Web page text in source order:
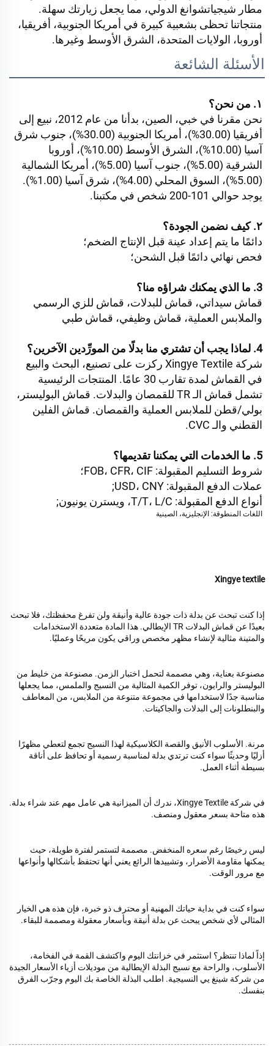
أوروبا، الولايات المتحدة، الشرق الأوسط وغيرها.
الأسئلة الشائعة
١. من نحن؟
يوجد حوالي 101-200 شخص في مكتبنا.
٢. كيف نضمن الجودة؟
دائمًا ما يتم إعداد عينة قبل الإنتاج الضخم؛
فحص نهائي دائمًا قبل الشحن؛
3. ما الذي يمكنك شراؤه منا؟
والملابس العملية، قماش وظيفي، قماش طبي
4. لماذا يجب أن تشتري منا بدلًا من المورِّدين الآخرين؟
القطني والـ CVC.
5. ما الخدمات التي يمكننا تقديمها؟
شروط التسليم المقبولة: FOB، CFR، CIF؛
عملات الدفع المقبولة: USD، CNY;
أنواع الدفع المقبولة: T/T، L/C، ويسترن يونيون;
اللغات المنطوقة: الإنجليزية، الصينية
Xingye textile
إذا كنت تبحث عن بدلة ذات جودة عالية وأنيقة ولن تفرغ محفظتك، فلا تبحث
بعيدًا عن قماش البدلات TR الإيطالي. هذا المادة متعددة الاستخدامات
والمتينة مثالية لإنشاء مظهر مخصص وراقي يكون مريحًا وعمليًا.
مصنوعة بعناية، وهي مصممة لتحمل اختبار الزمن. مصنوعة من خليط من
البوليستر والرايون، توفر الكمية المثالية من النسيج والملمس، مما يجعلها
مناسبة جدًا لاستخدامها في مجموعة متنوعة من الملابس، من المعاطف
والبنطلونات إلى البدلات والجاكيتات.
مرنة. الأسلوب الأنيق والقصة الكلاسيكية لهذا النسيج تجمع لتعطي مظهرًا
أزليًا وحديثًا سواء كنت ترتدي بدلة لمناسبة رسمية أو تحافظ على أناقة
بسيطة أثناء العمل.
في شركة Xingye Textile، ندرك أن الميزانية هي عامل مهم عند شراء بدلة.
هذه متاحة بسعر معقول ومنصف.
ليس رخيصًا رغم سعره المنخفض. مصممة لتستمر لفترة طويلة، حيث
يمكنها مقاومة الأضرار، وتشييدها الرائع يعني أنها تحتفظ بأشكالها وأنواعها
مع مرور الوقت.
سواء كنت في بداية حياتك المهنية أو محترف ذو خبرة، فإن هذه هي الخيار
المثالي لأي شخص يبحث عن بدلة أنيقة وبأسعار معقولة ومصممة للبقاء.
إذاً لماذا تنتظر؟ استثمر في خزانتك اليوم واكتشف القمة في الفخامة،
الأسلوب، والراحة مع نسيج البذلة الإيطالية من موديلات أزياء الأسعار الجيدة
من شركة شينغ يي النسيجية. اطلب البذلة الخاصة بك اليوم وجرّب الفرق
بنفسك.